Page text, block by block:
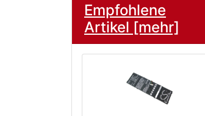
Empfohlene
Artikel [mehr]